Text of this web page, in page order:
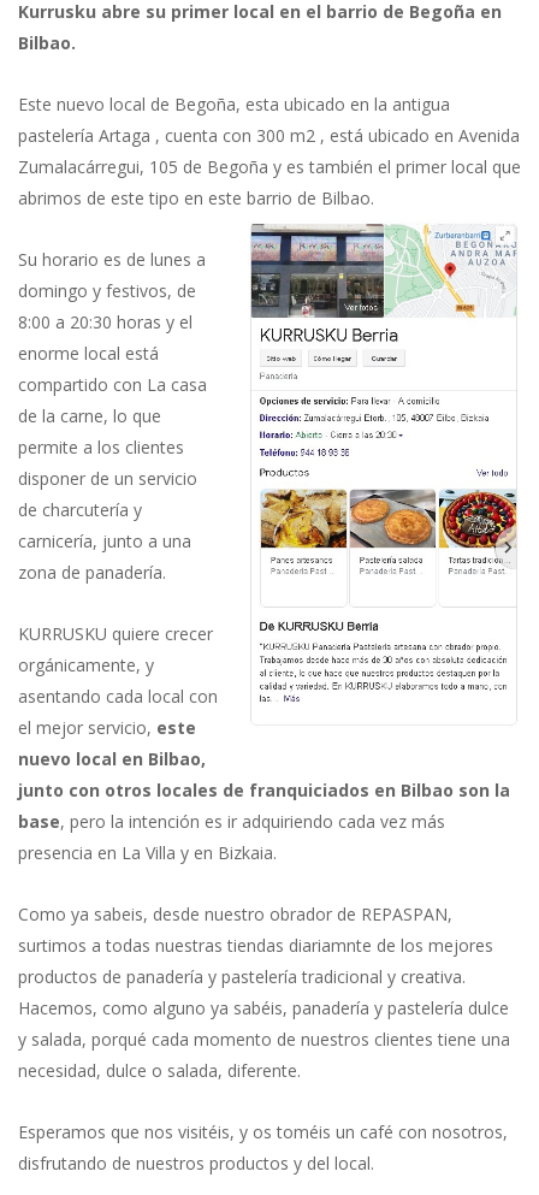
Kurrusku abre su primer local en el barrio de Begoña en
Bilbao.
Este nuevo local de Begoña, esta ubicado en la antigua
pastelería Artaga , cuenta con 300 m2 , está ubicado en Avenida
Zumalacárregui, 105 de Begoña y es también el primer local que
abrimos de este tipo en este barrio de Bilbao.
Su horario es de lunes a
domingo y festivos, de
8:00 a 20:30 horas y el
enorme local está
compartido con La casa
de la carne, lo que
permite a los clientes
disponer de un servicio
de charcutería y
carnicería, junto a una
zona de panadería.
KURRUSKU quiere crecer
orgánicamente, y
asentando cada local con
el mejor servicio, este
nuevo local en Bilbao,
junto con otros locales de franquiciados en Bilbao son la
base, pero la intención es ir adquiriendo cada vez más
presencia en La Villa y en Bizkaia.
Como ya sabeis, desde nuestro obrador de REPASPAN,
surtimos a todas nuestras tiendas diariamnte de los mejores
productos de panadería y pastelería tradicional y creativa.
Hacemos, como alguno ya sabéis, panadería y pastelería dulce
y salada, porqué cada momento de nuestros clientes tiene una
necesidad, dulce o salada, diferente.
Esperamos que nos visitéis, y os toméis un café con nosotros,
disfrutando de nuestros productos y del local.